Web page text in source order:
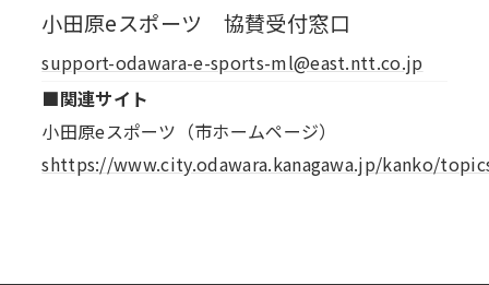
小田原eスポーツ 協賛受付窓口
support-odawara-e-sports-ml@east.ntt.co.jp
■関連サイト
小田原eスポーツ（市ホームページ）
shttps://www.city.odawara.kanagawa.jp/kanko/